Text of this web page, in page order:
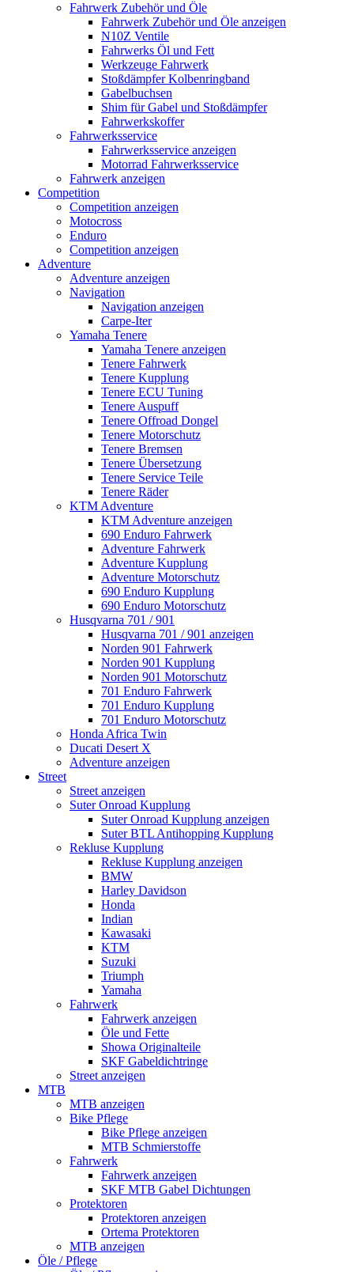
Fahrwerk Zubehör und Öle
Fahrwerk Zubehör und Öle anzeigen
N10Z Ventile
Fahrwerks Öl und Fett
Werkzeuge Fahrwerk
Stoßdämpfer Kolbenringband
Gabelbuchsen
Shim für Gabel und Stoßdämpfer
Fahrwerkskoffer
Fahrwerksservice
Fahrwerksservice anzeigen
Motorrad Fahrwerksservice
Fahrwerk anzeigen
Competition
Competition anzeigen
Motocross
Enduro
Competition anzeigen
Adventure
Adventure anzeigen
Navigation
Navigation anzeigen
Carpe-Iter
Yamaha Tenere
Yamaha Tenere anzeigen
Tenere Fahrwerk
Tenere Kupplung
Tenere ECU Tuning
Tenere Auspuff
Tenere Offroad Dongel
Tenere Motorschutz
Tenere Bremsen
Tenere Übersetzung
Tenere Service Teile
Tenere Räder
KTM Adventure
KTM Adventure anzeigen
690 Enduro Fahrwerk
Adventure Fahrwerk
Adventure Kupplung
Adventure Motorschutz
690 Enduro Kupplung
690 Enduro Motorschutz
Husqvarna 701 / 901
Husqvarna 701 / 901 anzeigen
Norden 901 Fahrwerk
Norden 901 Kupplung
Norden 901 Motorschutz
701 Enduro Fahrwerk
701 Enduro Kupplung
701 Enduro Motorschutz
Honda Africa Twin
Ducati Desert X
Adventure anzeigen
Street
Street anzeigen
Suter Onroad Kupplung
Suter Onroad Kupplung anzeigen
Suter BTL Antihopping Kupplung
Rekluse Kupplung
Rekluse Kupplung anzeigen
BMW
Harley Davidson
Honda
Indian
Kawasaki
KTM
Suzuki
Triumph
Yamaha
Fahrwerk
Fahrwerk anzeigen
Öle und Fette
Showa Originalteile
SKF Gabeldichtringe
Street anzeigen
MTB
MTB anzeigen
Bike Pflege
Bike Pflege anzeigen
MTB Schmierstoffe
Fahrwerk
Fahrwerk anzeigen
SKF MTB Gabel Dichtungen
Protektoren
Protektoren anzeigen
Ortema Protektoren
MTB anzeigen
Öle / Pflege